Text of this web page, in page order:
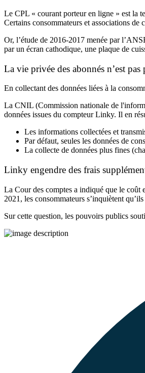
Le CPL « courant porteur en ligne » est la
Certains consommateurs et associations de
Or, l’étude de 2016-2017 menée par
par un écran cathodique, une plaque de
La vie privée des abonnés n’est pas
En collectant des données liées à la
La CNIL (Commission nationale de
données issues du compteur Linky. Il en
Les informations collectées et
Par défaut, seules les données de
La collecte de données plus fines
Linky engendre des frais
La Cour des comptes a indiqué que le coût
2021, les consommateurs s’inquiètent
Sur cette question, les pouvoirs publics